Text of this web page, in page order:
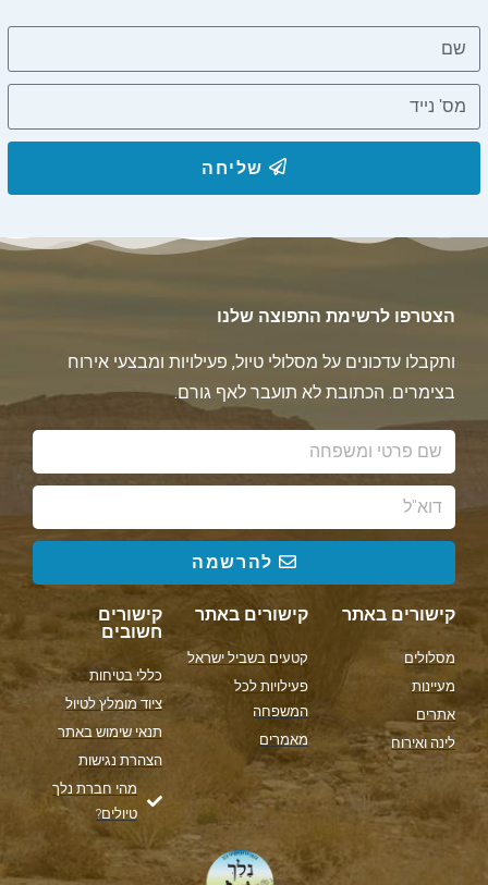
שליחה
הצטרפו לרשימת התפוצה שלנו
ותקבלו עדכונים על מסלולי טיול, פעילויות ומבצעי אירוח
בצימרים. הכתובת לא תועבר לאף גורם.
להרשמה
קישורים באתר
מסלולים
מעיינות
אתרים
לינה ואירוח
קישורים באתר
קטעים בשביל ישראל
פעילויות לכל
המשפחה
מאמרים
קישורים
חשובים
כללי בטיחות
ציוד מומלץ לטיול
תנאי שימוש באתר
הצהרת נגישות
מהי חברת נלך
טיולים?